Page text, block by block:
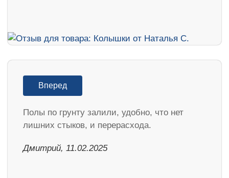
Вперед
Полы по грунту залили, удобно, что нет
лишних стыков, и перерасхода.
Дмитрий, 11.02.2025